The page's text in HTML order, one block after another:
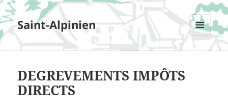
Saint-Alpinien
MENU
DEGREVEMENTS IMPÔTS
DIRECTS